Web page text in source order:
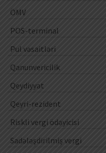
ÖMV
POS-terminal
Pul vəsaitləri
Qanunvericilik
Qeydiyyat
Qeyri-rezident
Riskli vergi ödəyicisi
Sadələşdirilmiş vergi